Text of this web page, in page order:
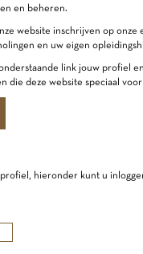
en beheren.
website inschrijven op
en uw eigen
link jouw profiel
die deze website speciaal
hieronder kunt u